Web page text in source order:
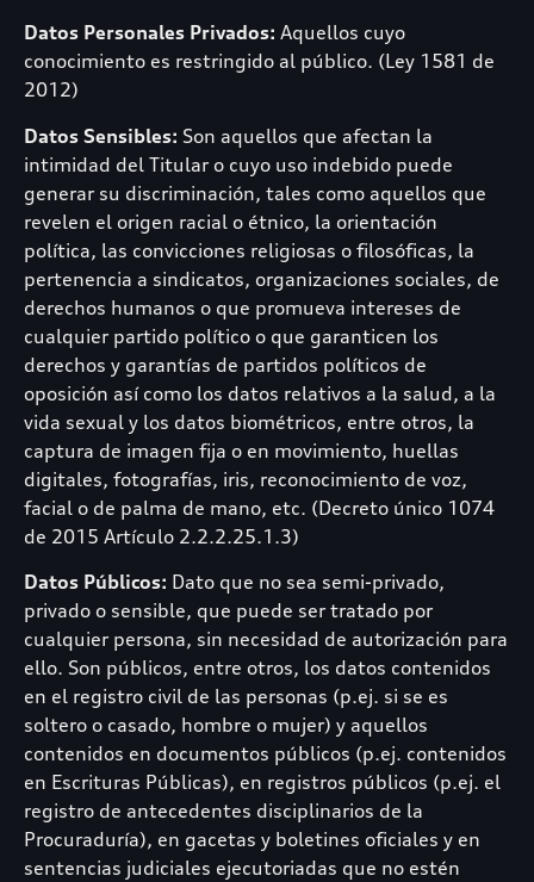
Datos Personales Privados: Aquellos cuyo
conocimiento es restringido al público. (Ley 1581 de
2012)
Datos Sensibles: Son aquellos que afectan la
intimidad del Titular o cuyo uso indebido puede
generar su discriminación, tales como aquellos que
revelen el origen racial o étnico, la orientación
política, las convicciones religiosas o filosóficas, la
pertenencia a sindicatos, organizaciones sociales, de
derechos humanos o que promueva intereses de
cualquier partido político o que garanticen los
derechos y garantías de partidos políticos de
oposición así como los datos relativos a la salud, a la
vida sexual y los datos biométricos, entre otros, la
captura de imagen fija o en movimiento, huellas
digitales, fotografías, iris, reconocimiento de voz,
facial o de palma de mano, etc. (Decreto único 1074
de 2015 Artículo 2.2.2.25.1.3)
Datos Públicos: Dato que no sea semi-privado,
privado o sensible, que puede ser tratado por
cualquier persona, sin necesidad de autorización para
ello. Son públicos, entre otros, los datos contenidos
en el registro civil de las personas (p.ej. si se es
soltero o casado, hombre o mujer) y aquellos
contenidos en documentos públicos (p.ej. contenidos
en Escrituras Públicas), en registros públicos (p.ej. el
registro de antecedentes disciplinarios de la
Procuraduría), en gacetas y boletines oficiales y en
sentencias judiciales ejecutoriadas que no estén